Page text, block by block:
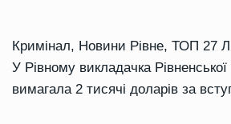
Кримінал, Новини Рівне, ТОП 27
У Рівному викладачка
вимагала 2 тисячі доларів за